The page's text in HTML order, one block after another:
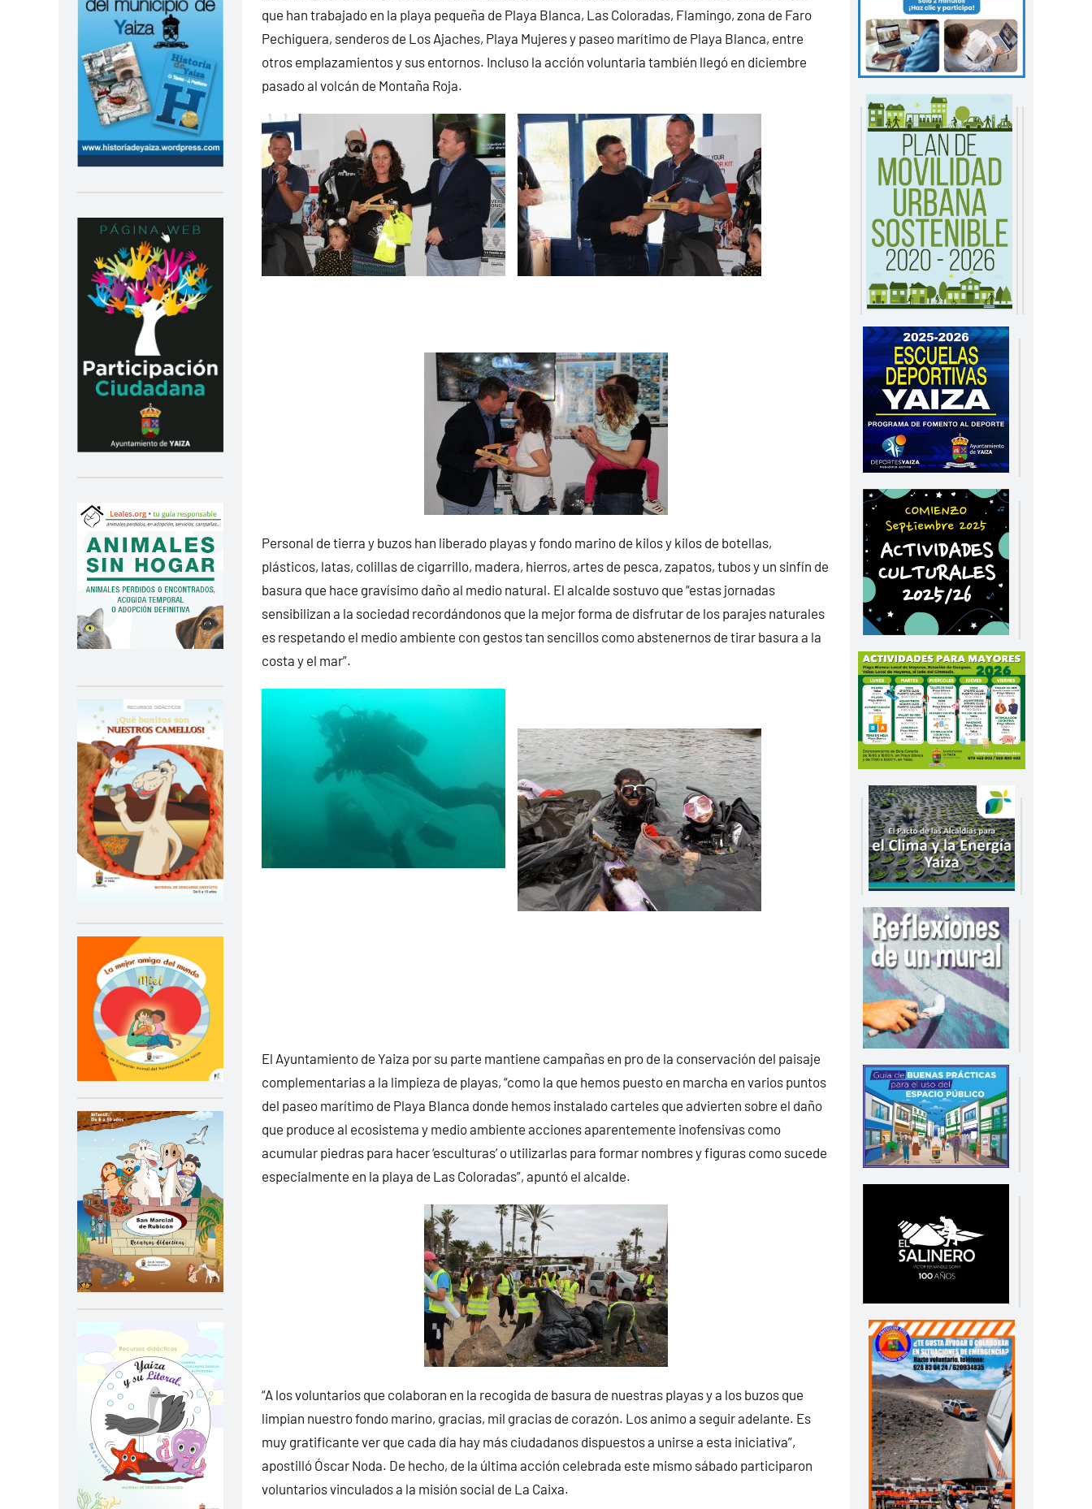
que han trabajado en la playa pequeña de Playa Blanca, Las Coloradas, Flamingo, zona de Faro
Pechiguera, senderos de Los Ajaches, Playa Mujeres y paseo marítimo de Playa Blanca, entre
otros emplazamientos y sus entornos. Incluso la acción voluntaria también llegó en diciembre
pasado al volcán de Montaña Roja.
Personal de tierra y buzos han liberado playas y fondo marino de kilos y kilos de botellas,
plásticos, latas, colillas de cigarrillo, madera, hierros, artes de pesca, zapatos, tubos y un sinfín de
basura que hace gravísimo daño al medio natural. El alcalde sostuvo que “estas jornadas
sensibilizan a la sociedad recordándonos que la mejor forma de disfrutar de los parajes naturales
es respetando el medio ambiente con gestos tan sencillos como abstenernos de tirar basura a la
costa y el mar”.
El Ayuntamiento de Yaiza por su parte mantiene campañas en pro de la conservación del paisaje
complementarias a la limpieza de playas, “como la que hemos puesto en marcha en varios puntos
del paseo marítimo de Playa Blanca donde hemos instalado carteles que advierten sobre el daño
que produce al ecosistema y medio ambiente acciones aparentemente inofensivas como
acumular piedras para hacer ‘esculturas’ o utilizarlas para formar nombres y figuras como sucede
especialmente en la playa de Las Coloradas”, apuntó el alcalde.
“A los voluntarios que colaboran en la recogida de basura de nuestras playas y a los buzos que
limpian nuestro fondo marino, gracias, mil gracias de corazón. Los animo a seguir adelante. Es
muy gratificante ver que cada día hay más ciudadanos dispuestos a unirse a esta iniciativa”,
apostilló Óscar Noda. De hecho, de la última acción celebrada este mismo sábado participaron
voluntarios vinculados a la misión social de La Caixa.